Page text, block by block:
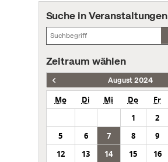
Suche in Veranstaltungen
Zeitraum wählen
August 2024
Mo Di Mi Do Fr
1
2
5
6 7 8 9
12
13 14 15 16